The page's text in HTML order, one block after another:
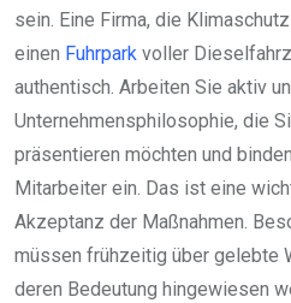
sein. Eine Firma, die
einen Fuhrpark voller
authentisch. Arbeiten Sie aktiv
Unternehmensphilosophie, die
präsentieren möchten und
Mitarbeiter ein. Das ist eine
Akzeptanz der Maßnahmen.
müssen frühzeitig über gelebte
deren Bedeutung hingewiesen